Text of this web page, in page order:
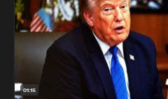
01:15